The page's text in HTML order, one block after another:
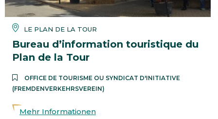
LE PLAN DE LA TOUR
Bureau d’information touristique du
Plan de la Tour
OFFICE DE TOURISME OU SYNDICAT D'INITIATIVE
(FREMDENVERKEHRSVEREIN)
Mehr Informationen